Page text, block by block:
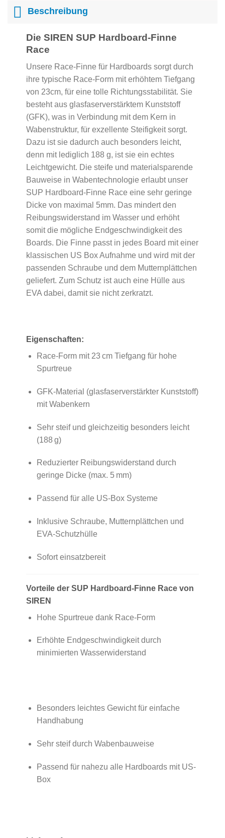
Beschreibung
Die SIREN SUP Hardboard-Finne
Race
Unsere Race-Finne für Hardboards sorgt durch
ihre typische Race-Form mit erhöhtem Tiefgang
von 23cm, für eine tolle Richtungsstabilität. Sie
besteht aus glasfaserverstärktem Kunststoff
(GFK), was in Verbindung mit dem Kern in
Wabenstruktur, für exzellente Steifigkeit sorgt.
Dazu ist sie dadurch auch besonders leicht,
denn mit lediglich 188 g, ist sie ein echtes
Leichtgewicht. Die steife und materialsparende
Bauweise in Wabentechnologie erlaubt unser
SUP Hardboard-Finne Race eine sehr geringe
Dicke von maximal 5mm. Das mindert den
Reibungswiderstand im Wasser und erhöht
somit die mögliche Endgeschwindigkeit des
Boards. Die Finne passt in jedes Board mit einer
klassischen US Box Aufnahme und wird mit der
passenden Schraube und dem Mutternplättchen
geliefert. Zum Schutz ist auch eine Hülle aus
EVA dabei, damit sie nicht zerkratzt.
Eigenschaften:
Race-Form mit 23 cm Tiefgang für hohe
Spurtreue
GFK-Material (glasfaserverstärkter Kunststoff)
mit Wabenkern
Sehr steif und gleichzeitig besonders leicht
(188 g)
Reduzierter Reibungswiderstand durch
geringe Dicke (max. 5 mm)
Passend für alle US-Box Systeme
Inklusive Schraube, Mutternplättchen und
EVA-Schutzhülle
Sofort einsatzbereit
Vorteile der SUP Hardboard-Finne Race von
SIREN
Hohe Spurtreue dank Race-Form
Erhöhte Endgeschwindigkeit durch
minimierten Wasserwiderstand
Besonders leichtes Gewicht für einfache
Handhabung
Sehr steif durch Wabenbauweise
Passend für nahezu alle Hardboards mit US-
Box